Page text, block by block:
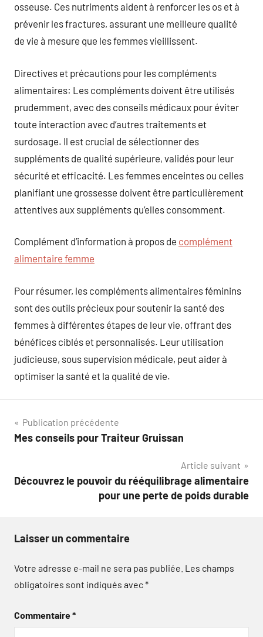
osseuse. Ces nutriments aident à renforcer les os et à
prévenir les fractures, assurant une meilleure qualité
de vie à mesure que les femmes vieillissent.
Directives et précautions pour les compléments
alimentaires: Les compléments doivent être utilisés
prudemment, avec des conseils médicaux pour éviter
toute interaction avec d’autres traitements et
surdosage. Il est crucial de sélectionner des
suppléments de qualité supérieure, validés pour leur
sécurité et efficacité. Les femmes enceintes ou celles
planifiant une grossesse doivent être particulièrement
attentives aux suppléments qu’elles consomment.
Complément d’information à propos de complément
alimentaire femme
Pour résumer, les compléments alimentaires féminins
sont des outils précieux pour soutenir la santé des
femmes à différentes étapes de leur vie, offrant des
bénéfices ciblés et personnalisés. Leur utilisation
judicieuse, sous supervision médicale, peut aider à
optimiser la santé et la qualité de vie.
Navigation
de
Publication précédente
Mes conseils pour Traiteur Gruissan
Article suivant
Découvrez le pouvoir du rééquilibrage alimentaire
pour une perte de poids durable
Laisser un commentaire
Votre adresse e-mail ne sera pas publiée. Les champs
obligatoires sont indiqués avec*
Commentaire*